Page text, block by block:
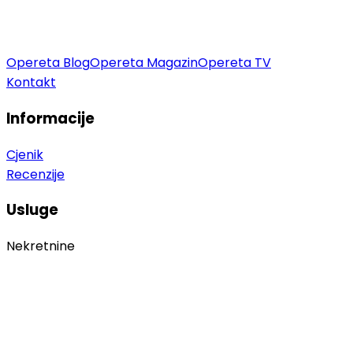
Opereta BlogOpereta MagazinOpereta TV
Kontakt
Informacije
Cjenik
Recenzije
Usluge
Nekretnine